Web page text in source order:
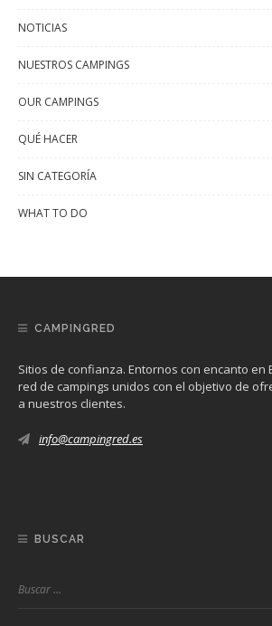
NOTICIAS
NUESTROS CAMPINGS
OUR CAMPINGS
QUÉ HACER
SIN CATEGORÍA
WHAT TO DO
CAMPINGRED
Sitios de confianza. Entornos con encanto en
red de campings unidos con el objetivo de
a nuestros clientes.
info@campingred.es
BUSCAR